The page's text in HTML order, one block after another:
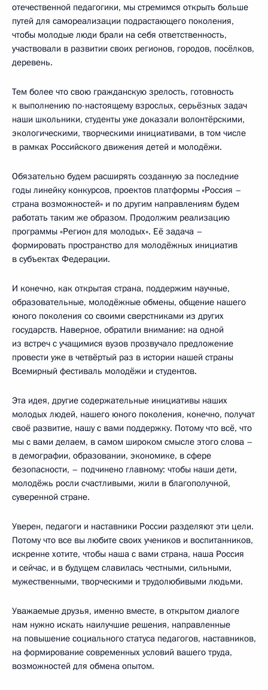
отечественной педагогики, мы стремимся открыть больше
путей для самореализации подрастающего поколения,
чтобы молодые люди брали на себя ответственность,
участвовали в развитии своих регионов, городов, посёлков,
деревень.
Тем более что свою гражданскую зрелость, готовность
к выполнению по-настоящему взрослых, серьёзных задач
наши школьники, студенты уже доказали волонтёрскими,
экологическими, творческими инициативами, в том числе
в рамках Российского движения детей и молодёжи.
Обязательно будем расширять созданную за последние
годы линейку конкурсов, проектов платформы «Россия –
страна возможностей» и по другим направлениям будем
работать таким же образом. Продолжим реализацию
программы «Регион для молодых». Её задача –
формировать пространство для молодёжных инициатив
в субъектах Федерации.
И конечно, как открытая страна, поддержим научные,
образовательные, молодёжные обмены, общение нашего
юного поколения со своими сверстниками из других
государств. Наверное, обратили внимание: на одной
из встреч с учащимися вузов прозвучало предложение
провести уже в четвёртый раз в истории нашей страны
Всемирный фестиваль молодёжи и студентов.
Эта идея, другие содержательные инициативы наших
молодых людей, нашего юного поколения, конечно, получат
своё развитие, нашу с вами поддержку. Потому что всё, что
мы с вами делаем, в самом широком смысле этого слова –
в демографии, образовании, экономике, в сфере
безопасности, – подчинено главному: чтобы наши дети,
молодёжь росли счастливыми, жили в благополучной,
суверенной стране.
Уверен, педагоги и наставники России разделяют эти цели.
Потому что все вы любите своих учеников и воспитанников,
искренне хотите, чтобы наша с вами страна, наша Россия
и сейчас, и в будущем славилась честными, сильными,
мужественными, творческими и трудолюбивыми людьми.
Уважаемые друзья, именно вместе, в открытом диалоге
нам нужно искать наилучшие решения, направленные
на повышение социального статуса педагогов, наставников,
на формирование современных условий вашего труда,
возможностей для обмена опытом.